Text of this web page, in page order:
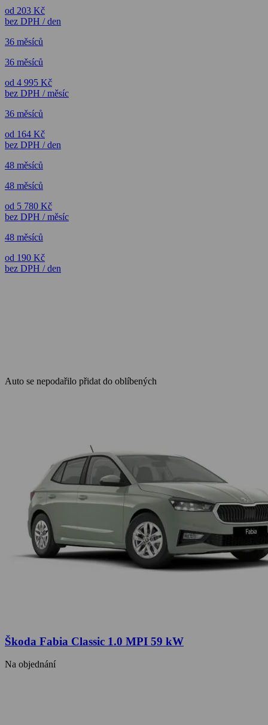
od 203 Kč
bez DPH / den
36 měsíců
36 měsíců
od 4 995 Kč
bez DPH / měsíc
36 měsíců
od 164 Kč
bez DPH / den
48 měsíců
48 měsíců
od 5 780 Kč
bez DPH / měsíc
48 měsíců
od 190 Kč
bez DPH / den
Auto se nepodařilo přidat do oblíbených
Škoda Fabia Classic 1.0 MPI 59 kW
Na objednání